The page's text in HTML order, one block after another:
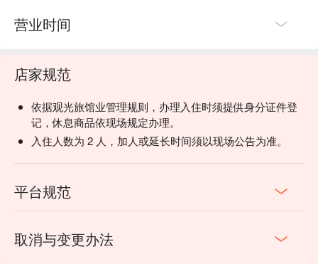
营业时间
店家规范
依据观光旅馆业管理规则，办理入住时须提供身分证件登
记，休息商品依现场规定办理。
入住人数为 2 人，加人或延长时间须以现场公告为准。
平台规范
取消与变更办法